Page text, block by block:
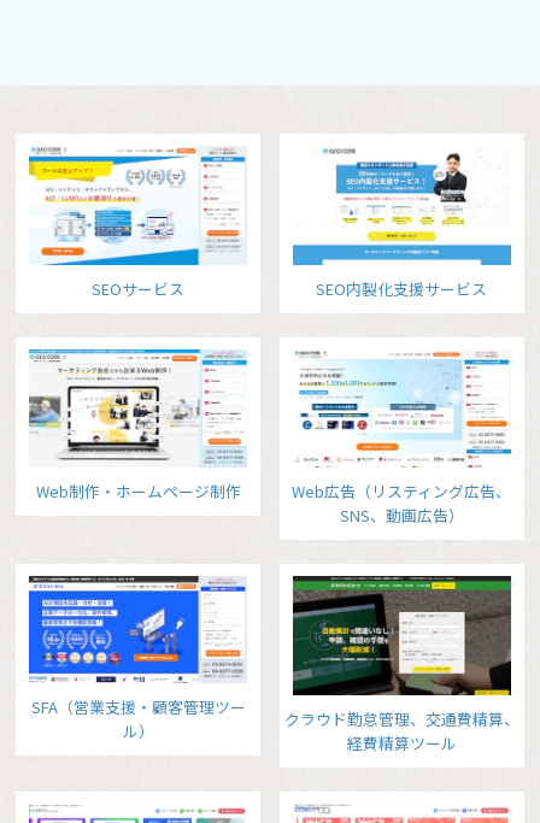
SEOサービス SEO内製化支援サービス
Web制作・ホームページ制作
Web広告（リスティング広告、
SNS、動画広告）
SFA（営業支援・顧客管理ツー
ル）
クラウド勤怠管理、交通費精算、
経費精算ツール